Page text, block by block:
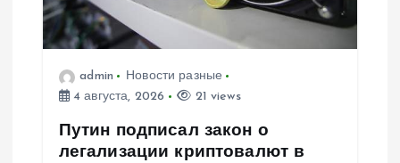
admin
Новости разные
4 августа, 2026
21 views
Путин подписал закон о
легализации криптовалют в